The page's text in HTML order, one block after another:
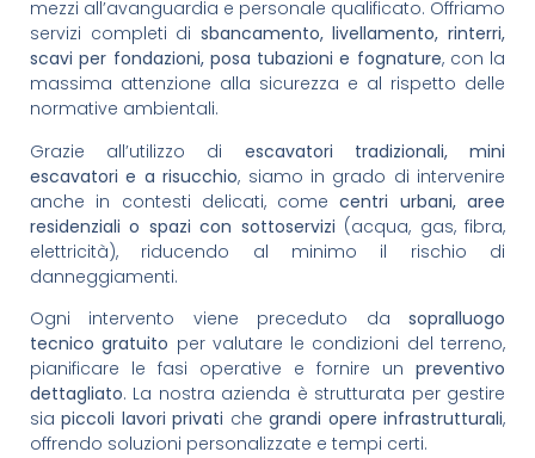
mezzi all’avanguardia e personale qualificato. Offriamo
servizi completi di sbancamento, livellamento, rinterri,
scavi per fondazioni, posa tubazioni e fognature, con la
massima attenzione alla sicurezza e al rispetto delle
normative ambientali.
Grazie all’utilizzo di escavatori tradizionali, mini
escavatori e a risucchio, siamo in grado di intervenire
anche in contesti delicati, comecentri urbani, aree
residenziali o spazi con sottoservizi (acqua, gas, fibra,
elettricità), riducendo al minimo il rischio di
danneggiamenti.
Ogni intervento viene preceduto da sopralluogo
tecnico gratuito per valutare le condizioni del terreno,
pianificare le fasi operative e fornire un preventivo
dettagliato. La nostra azienda è strutturata per gestire
siapiccoli lavori privati chegrandi opere infrastrutturali,
offrendo soluzioni personalizzate e tempi certi.